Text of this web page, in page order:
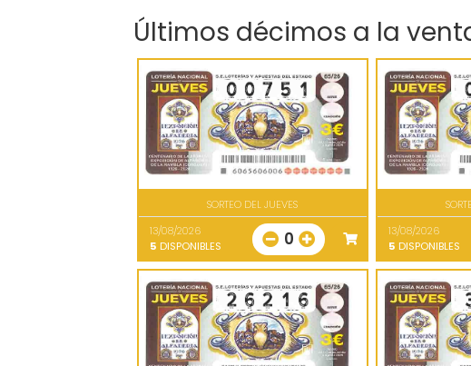
Últimos décimos a la
SORTEO DEL JUEVES
13/08/2026
5 DISPONIBLES 0
13/08/2026
5 DISPONIBLES